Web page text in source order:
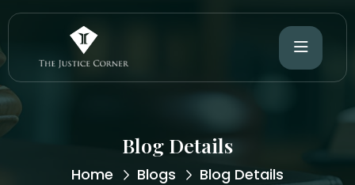
Blog Details
Home Blogs Blog Details